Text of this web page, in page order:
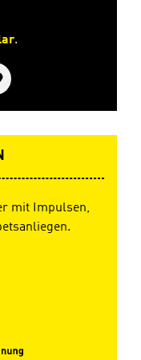
.
mit Impulsen,